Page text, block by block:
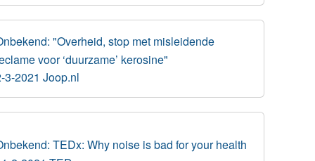
"Overheid, stop met misleidende
voor ‘duurzame’ kerosine"
3-2021 Joop.nl
TEDx: Why noise is bad for your health